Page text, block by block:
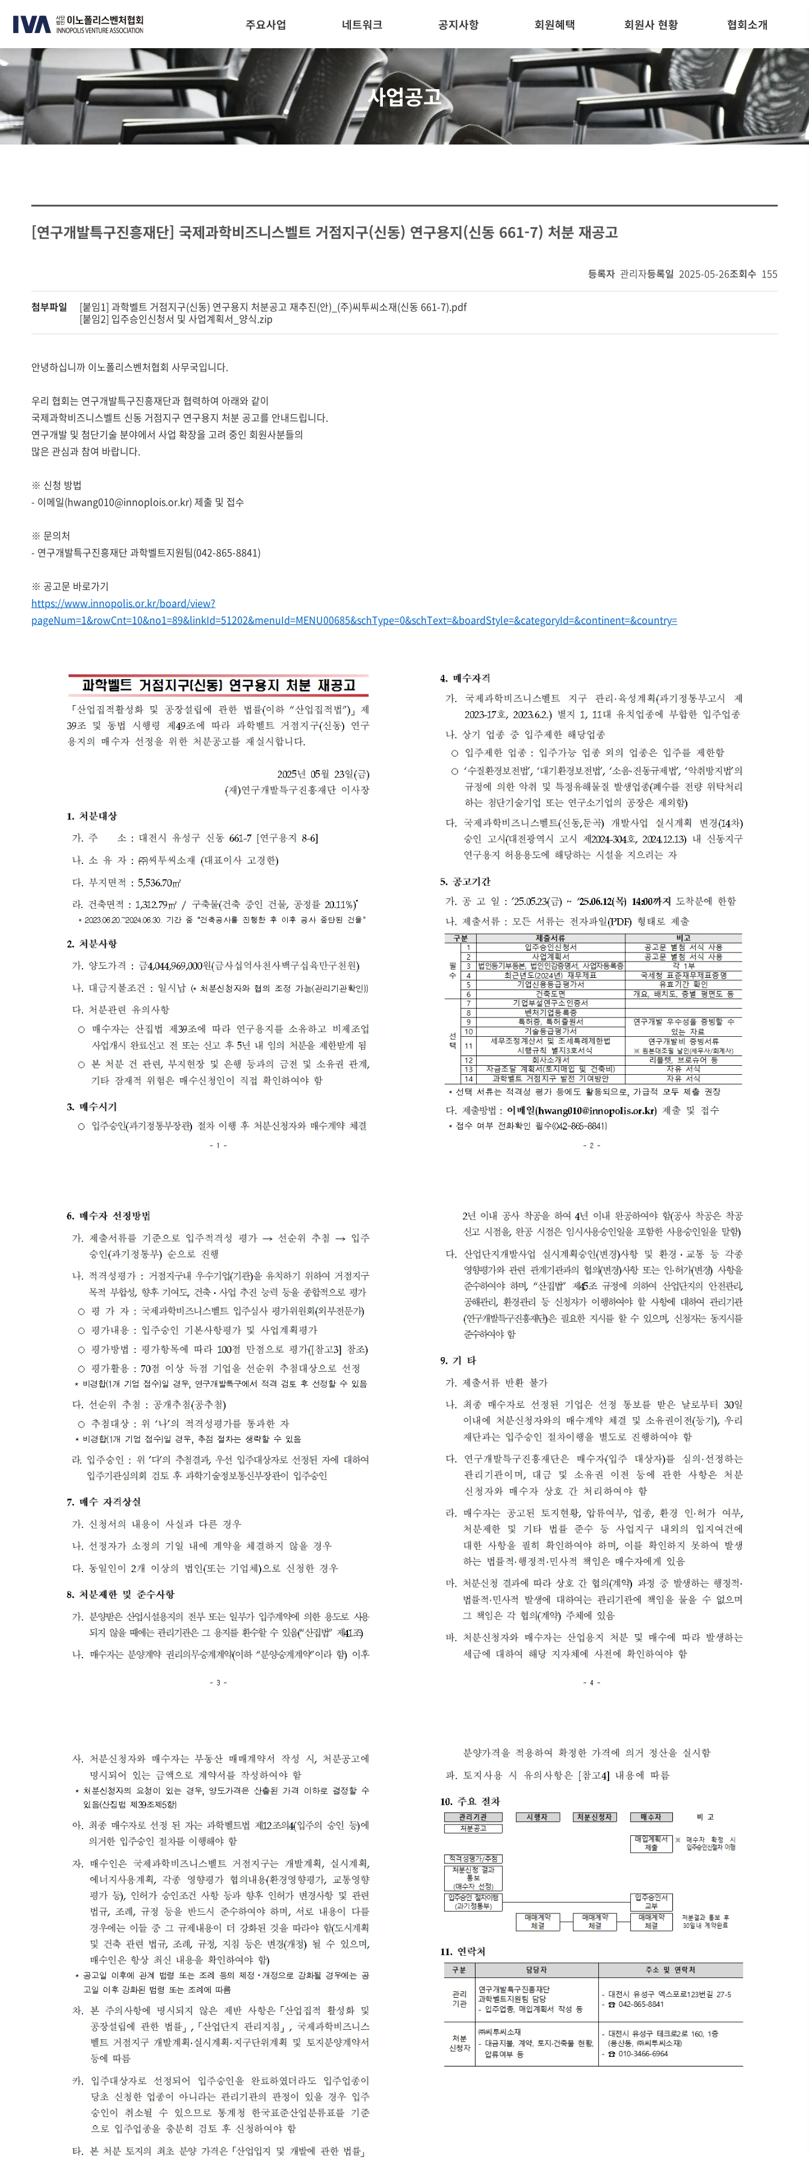
주요사업 네트워크 공지사항 회원혜택 회원사 현황 협회소개
사업공고
[연구개발특구진흥재단] 국제과학비즈니스벨트 거점지구(신동) 연구용지(신동 661-7) 처분 재공고
등록자 관리자등록일 2025-05-26조회수 155
첨부파일
[붙임1] 과학벨트 거점지구(신동) 연구용지 처분공고 재추진(안)_(주)씨투씨소재(신동 661-7).pdf
[붙임2] 입주승인신청서 및 사업계획서_양식.zip
안녕하십니까 이노폴리스벤처협회 사무국입니다.
우리 협회는 연구개발특구진흥재단과 협력하여 아래와 같이
국제과학비즈니스벨트 신동 거점지구 연구용지 처분 공고를 안내드립니다.
연구개발 및 첨단기술 분야에서 사업 확장을 고려 중인 회원사분들의
많은 관심과 참여 바랍니다.
※ 신청 방법
- 이메일(hwang010@innoplois.or.kr) 제출 및 접수
※ 문의처
- 연구개발특구진흥재단 과학벨트지원팀(042-865-8841)
※ 공고문 바로가기
https://www.innopolis.or.kr/board/view?
pageNum=1&rowCnt=10&no1=89&linkId=51202&menuId=MENU00685&schType=0&schText=&boardStyle=&categoryId=&continent=&country=